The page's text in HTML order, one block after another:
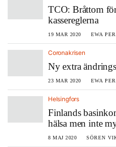
TCO: Bråttom
kassereglerna
19 MAR 2020 EWA
Coronakrisen
Ny extra
23 MAR 2020 EWA
Helsingfors
Finlands
hälsa men inte
8 MAJ 2020 SÖREN